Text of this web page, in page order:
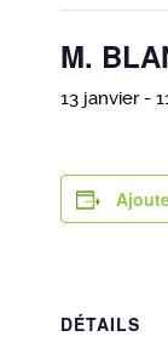
M.
13 janvier -
DÉTAILS